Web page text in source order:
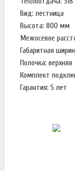
Вид: лестница
Высота: 800 мм
Межосевое
Габаритная
Полочка: верхняя
Комплект
Гарантия: 5 лет